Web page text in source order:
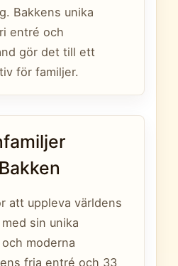
Bakkens unika
entré och
gör det till ett
för familjer.
att uppleva världens
sin unika
moderna
fria entré och 33